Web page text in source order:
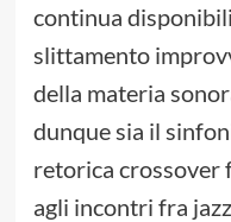
continua
slittamento
della materia
dunque sia il
retorica crossover
agli incontri fra